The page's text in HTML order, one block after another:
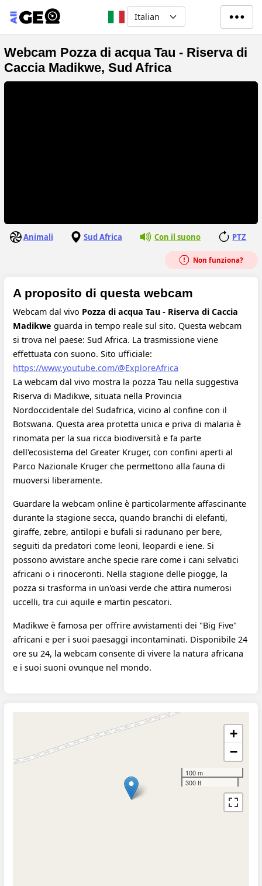
Salta al contenuto principale
Select your language
Webcam Pozza di acqua Tau - Riserva di
Caccia Madikwe, Sud Africa
Animali Sud Africa Con il suono PTZ
Non funziona?
A proposito di questa webcam
Webcam dal vivo Pozza di acqua Tau - Riserva di Caccia
Madikwe guarda in tempo reale sul sito. Questa webcam
si trova nel paese: Sud Africa. La trasmissione viene
effettuata con suono. Sito ufficiale:
https://www.youtube.com/@ExploreAfrica
La webcam dal vivo mostra la pozza Tau nella suggestiva
Riserva di Madikwe, situata nella Provincia
Nordoccidentale del Sudafrica, vicino al confine con il
Botswana. Questa area protetta unica e priva di malaria è
rinomata per la sua ricca biodiversità e fa parte
dell'ecosistema del Greater Kruger, con confini aperti al
Parco Nazionale Kruger che permettono alla fauna di
muoversi liberamente.
Guardare la webcam online è particolarmente affascinante
durante la stagione secca, quando branchi di elefanti,
giraffe, zebre, antilopi e bufali si radunano per bere,
seguiti da predatori come leoni, leopardi e iene. Si
possono avvistare anche specie rare come i cani selvatici
africani o i rinoceronti. Nella stagione delle piogge, la
pozza si trasforma in un'oasi verde che attira numerosi
uccelli, tra cui aquile e martin pescatori.
Madikwe è famosa per offrire avvistamenti dei "Big Five"
africani e per i suoi paesaggi incontaminati. Disponibile 24
ore su 24, la webcam consente di vivere la natura africana
e i suoi suoni ovunque nel mondo.
+
−
100 m
300 ft